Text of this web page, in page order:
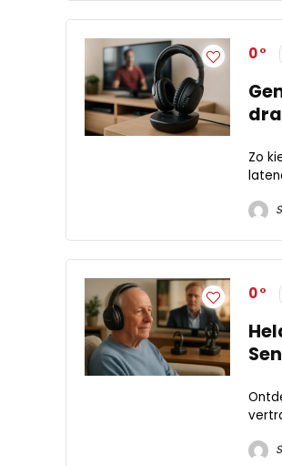
0
Zo
0